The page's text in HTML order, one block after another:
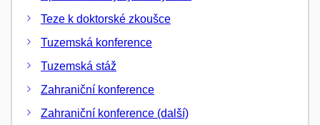
Teze k doktorské zkoušce
Tuzemská konference
Tuzemská stáž
Zahraniční konference
Zahraniční konference (další)